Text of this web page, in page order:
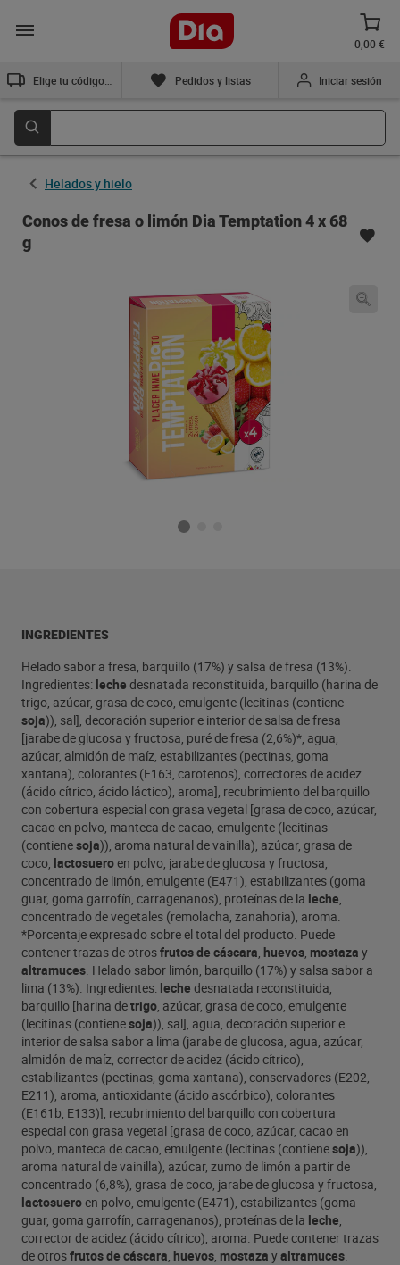
0,00 €
Pedidos y listas Iniciar sesión
Helados y hielo
Conos de fresa o limón Dia Temptation 4 x 68
g
INGREDIENTES
Helado sabor a fresa, barquillo (17%) y salsa de fresa (13%).
Ingredientes: leche desnatada reconstituida, barquillo (harina de
trigo, azúcar, grasa de coco, emulgente (lecitinas (contiene
soja)), sal], decoración superior e interior de salsa de fresa
[jarabe de glucosa y fructosa, puré de fresa (2,6%)*, agua,
azúcar, almidón de maíz, estabilizantes (pectinas, goma
xantana), colorantes (E163, carotenos), correctores de acidez
(ácido cítrico, ácido láctico), aroma], recubrimiento del barquillo
con cobertura especial con grasa vegetal [grasa de coco, azúcar,
cacao en polvo, manteca de cacao, emulgente (lecitinas
(contienesoja)), aroma natural de vainilla), azúcar, grasa de
coco, lactosueroen polvo, jarabe de glucosa y fructosa,
concentrado de limón, emulgente (E471), estabilizantes (goma
guar, goma garrofín, carragenanos), proteínas de la leche,
concentrado de vegetales (remolacha, zanahoria), aroma.
*Porcentaje expresado sobre el total del producto. Puede
contener trazas de otrosfrutos de cáscara, huevos, mostaza y
altramuces. Helado sabor limón, barquillo (17%) y salsa sabor a
lima (13%). Ingredientes: leche desnatada reconstituida,
barquillo [harina detrigo, azúcar, grasa de coco, emulgente
(lecitinas (contienesoja)), sal], agua, decoración superior e
interior de salsa sabor a lima (jarabe de glucosa, agua, azúcar,
almidón de maíz, corrector de acidez (ácido cítrico),
estabilizantes (pectinas, goma xantana), conservadores (E202,
E211), aroma, antioxidante (ácido ascórbico), colorantes
(E161b, E133)], recubrimiento del barquillo con cobertura
especial con grasa vegetal [grasa de coco, azúcar, cacao en
polvo, manteca de cacao, emulgente (lecitinas (contienesoja)),
aroma natural de vainilla), azúcar, zumo de limón a partir de
concentrado (6,8%), grasa de coco, jarabe de glucosa y fructosa,
lactosueroen polvo, emulgente (E471), estabilizantes (goma
guar, goma garrofín, carragenanos), proteínas de la leche,
corrector de acidez (ácido cítrico), aroma. Puede contener trazas
de otrosfrutos de cáscara, huevos, mostaza yaltramuces.